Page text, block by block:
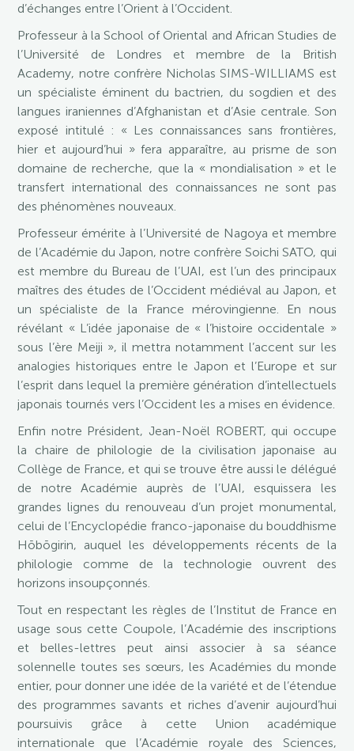
d’échanges entre l’Orient à l’Occident.
Professeur à la School of Oriental and African Studies de
l’Université de Londres et membre de la British
Academy, notre confrère Nicholas SIMS-WILLIAMS est
un spécialiste éminent du bactrien, du sogdien et des
langues iraniennes d’Afghanistan et d’Asie centrale. Son
exposé intitulé : « Les connaissances sans frontières,
hier et aujourd’hui » fera apparaître, au prisme de son
domaine de recherche, que la « mondialisation » et le
transfert international des connaissances ne sont pas
des phénomènes nouveaux.
Professeur émérite à l’Université de Nagoya et membre
de l’Académie du Japon, notre confrère Soichi SATO, qui
est membre du Bureau de l’UAI, est l’un des principaux
maîtres des études de l’Occident médiéval au Japon, et
un spécialiste de la France mérovingienne. En nous
révélant « L’idée japonaise de « l’histoire occidentale »
sous l’ère Meiji », il mettra notamment l’accent sur les
analogies historiques entre le Japon et l’Europe et sur
l’esprit dans lequel la première génération d’intellectuels
japonais tournés vers l’Occident les a mises en évidence.
Enfin notre Président, Jean-Noël ROBERT, qui occupe
la chaire de philologie de la civilisation japonaise au
Collège de France, et qui se trouve être aussi le délégué
de notre Académie auprès de l’UAI, esquissera les
grandes lignes du renouveau d’un projet monumental,
celui de l’Encyclopédie franco-japonaise du bouddhisme
Hōbōgirin, auquel les développements récents de la
philologie comme de la technologie ouvrent des
horizons insoupçonnés.
Tout en respectant les règles de l’Institut de France en
usage sous cette Coupole, l’Académie des inscriptions
et belles-lettres peut ainsi associer à sa séance
solennelle toutes ses sœurs, les Académies du monde
entier, pour donner une idée de la variété et de l’étendue
des programmes savants et riches d’avenir aujourd’hui
poursuivis grâce à cette Union académique
internationale que l’Académie royale des Sciences,